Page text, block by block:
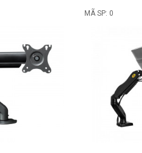
MÃ SP: 0